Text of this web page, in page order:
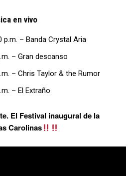
en vivo
p.m. – Banda Crystal Aria
– Gran descanso
– Chris Taylor & the Rumor
– El Extraño
El Festival inaugural de la
Carolinas